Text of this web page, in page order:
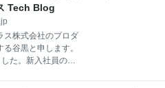
SPIDERPLUSとは
ついて、より詳細
始めました。 この
析活動について内容
具合分析が重要なの
る方やそんなの知っ
Tech Blog
ス株式会社のプロダ
谷黒と申します。
た。新入社員の皆